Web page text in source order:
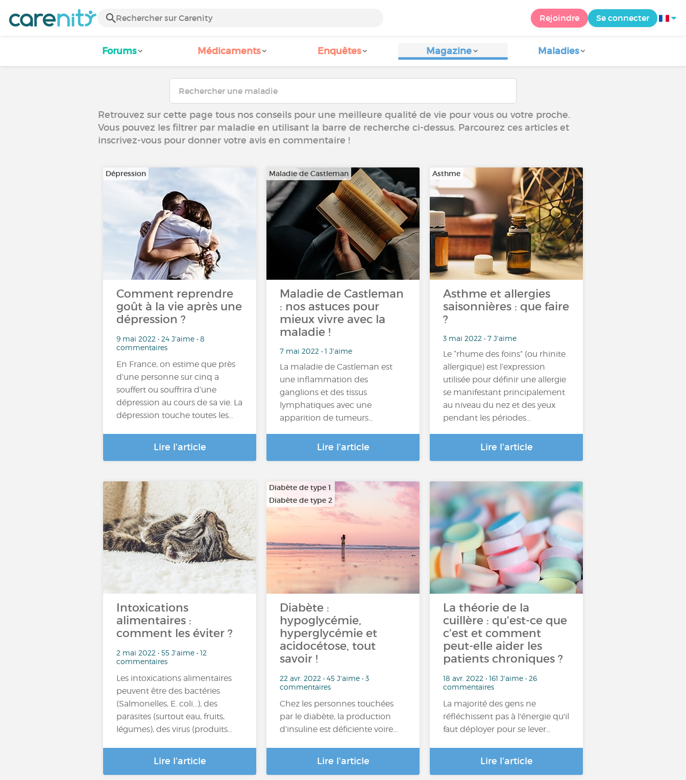
Rejoindre Se connecter
Forums Médicaments Enquêtes Magazine Maladies
Retrouvez sur cette page tous nos conseils pour une meilleure qualité de vie pour vous ou votre proche.
Vous pouvez les filtrer par maladie en utilisant la barre de recherche ci-dessus. Parcourez ces articles et
inscrivez-vous pour donner votre avis en commentaire !
Dépression
Comment reprendre
goût à la vie après une
dépression ?
9 mai 2022 • 24 J'aime • 8
commentaires
En France, on estime que près
d’une personne sur cinq a
souffert ou souffrira d’une
dépression au cours de sa vie. La
dépression touche toutes les…
Lire l'article
Maladie de Castleman
Maladie de Castleman
: nos astuces pour
mieux vivre avec la
maladie !
7 mai 2022 • 1 J'aime
La maladie de Castleman est
une inflammation des
ganglions et des tissus
lymphatiques avec une
apparition de tumeurs…
Lire l'article
Asthme
Asthme et allergies
saisonnières : que faire
?
3 mai 2022 • 7 J'aime
Le “rhume des foins” (ou rhinite
allergique) est l’expression
utilisée pour définir une allergie
se manifestant principalement
au niveau du nez et des yeux
pendant les périodes…
Lire l'article
Intoxications
alimentaires :
comment les éviter ?
2 mai 2022 • 55 J'aime • 12
commentaires
Les intoxications alimentaires
peuvent être des bactéries
(Salmonelles, E. coli...), des
parasites (surtout eau, fruits,
légumes), des virus (produits…
Lire l'article
Diabète de type 1
Diabète de type 2
Diabète :
hypoglycémie,
hyperglycémie et
acidocétose, tout
savoir !
22 avr. 2022 • 45 J'aime • 3
commentaires
Chez les personnes touchées
par le diabète, la production
d’insuline est déficiente voire…
Lire l'article
La théorie de la
cuillère : qu'est-ce que
c'est et comment
peut-elle aider les
patients chroniques ?
18 avr. 2022 • 161 J'aime • 26
commentaires
La majorité des gens ne
réfléchissent pas à l'énergie qu'il
faut déployer pour se lever…
Lire l'article